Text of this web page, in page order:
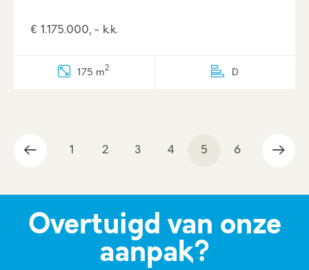
€ 1.175.000, - k.k.
175 m2 D
1 2 3 4 5 6
Overtuigd van onze
aanpak?